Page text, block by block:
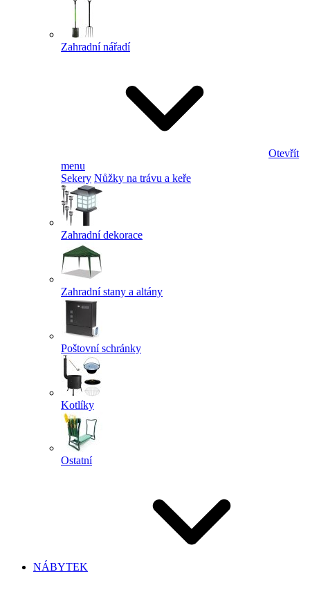
Zahradní nářadí
Otevřít
menu
Sekery Nůžky na trávu a keře
Zahradní dekorace
Zahradní stany a altány
Poštovní schránky
Kotlíky
Ostatní
NÁBYTEK